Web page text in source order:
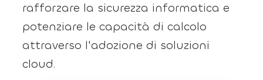
rafforzare la sicurezza informatica e
potenziare le capacità di calcolo
attraverso l'adozione di soluzioni
cloud.